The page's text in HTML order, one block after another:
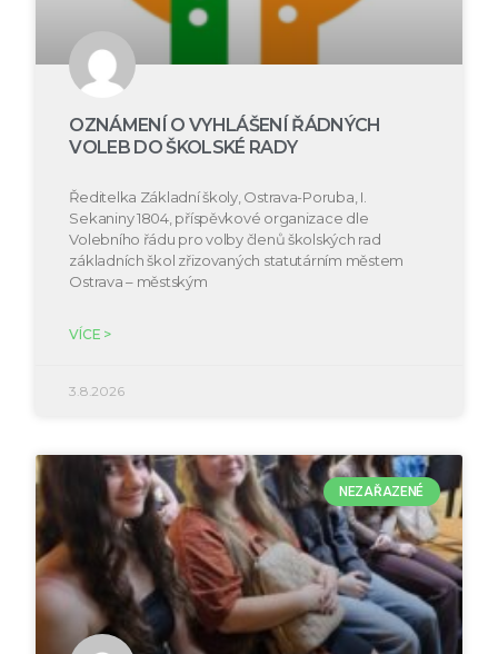
OZNÁMENÍ O VYHLÁŠENÍ ŘÁDNÝCH
VOLEB DO ŠKOLSKÉ RADY
Ředitelka Základní školy, Ostrava-Poruba, I.
Sekaniny 1804, příspěvkové organizace dle
Volebního řádu pro volby členů školských rad
základních škol zřizovaných statutárním městem
Ostrava – městským
VÍCE >
3.8.2026
NEZAŘAZENÉ